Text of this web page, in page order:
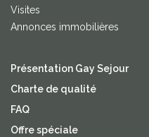
Visites
Annonces immobilières
Présentation Gay Sejour
Charte de qualité
FAQ
Offre spéciale